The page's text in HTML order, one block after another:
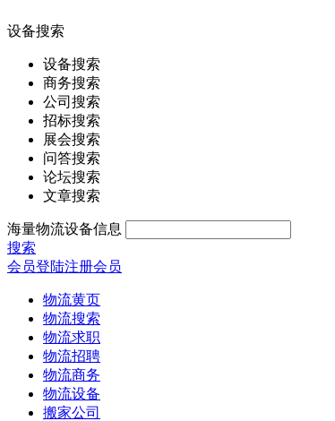
设备搜索
设备搜索
商务搜索
公司搜索
招标搜索
展会搜索
问答搜索
论坛搜索
文章搜索
海量物流设备信息
搜索
会员登陆注册会员
物流黄页
物流搜索
物流求职
物流招聘
物流商务
物流设备
搬家公司